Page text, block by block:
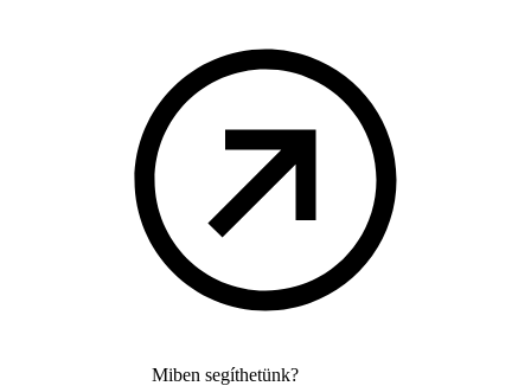
Miben segíthetünk?